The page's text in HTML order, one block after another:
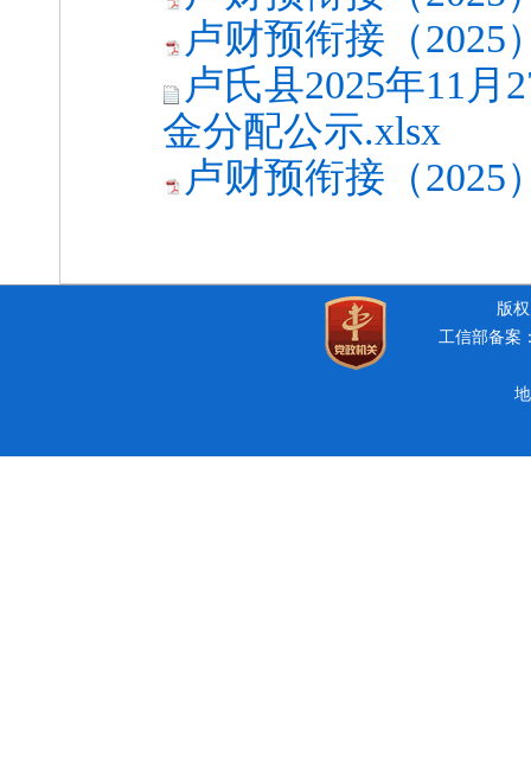
卢财预衔接（2025
卢氏县2025年11
金分配公示.xlsx
卢财预衔接（2025
版
工信部备案